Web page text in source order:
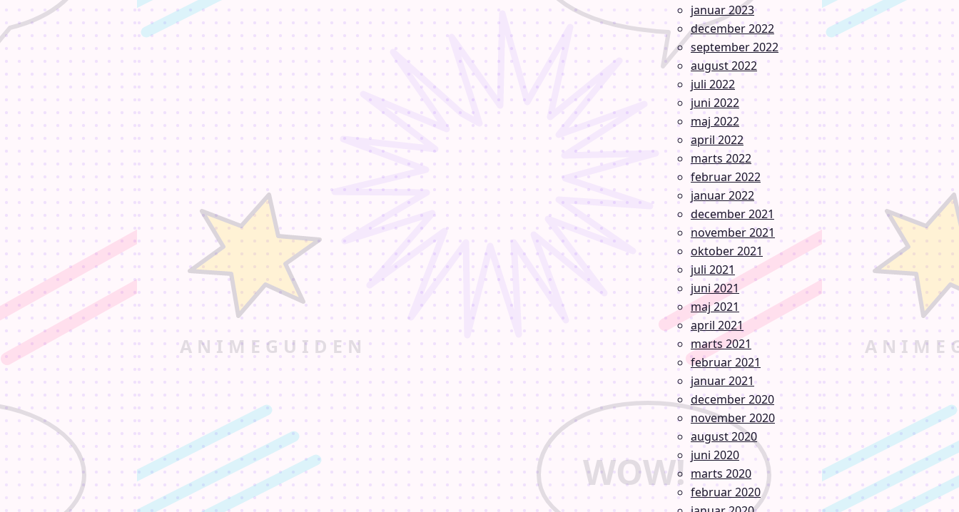
januar 2023
december 2022
september 2022
august 2022
juli 2022
juni 2022
maj 2022
april 2022
marts 2022
februar 2022
januar 2022
december 2021
november 2021
oktober 2021
juli 2021
juni 2021
maj 2021
april 2021
marts 2021
februar 2021
januar 2021
december 2020
november 2020
august 2020
juni 2020
marts 2020
februar 2020